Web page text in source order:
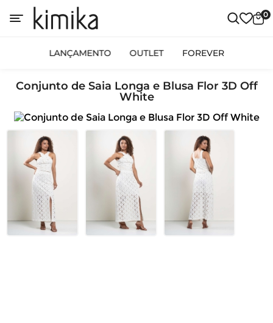
0
LANÇAMENTO OUTLET FOREVER
Conjunto de Saia Longa e Blusa Flor 3D Off
White